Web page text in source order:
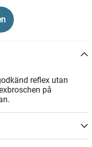
reflex utan
på